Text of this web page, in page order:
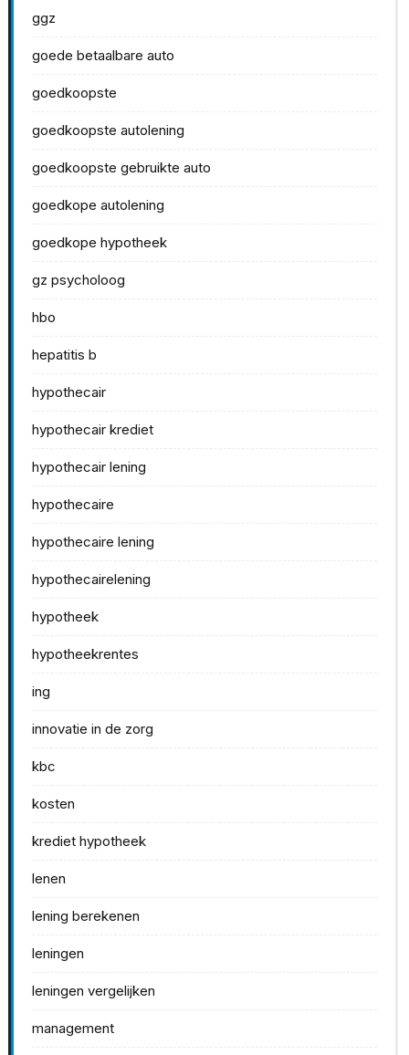
ggz
goede betaalbare auto
goedkoopste
goedkoopste autolening
goedkoopste gebruikte auto
goedkope autolening
goedkope hypotheek
gz psycholoog
hbo
hepatitis b
hypothecair
hypothecair krediet
hypothecair lening
hypothecaire
hypothecaire lening
hypothecairelening
hypotheek
hypotheekrentes
ing
innovatie in de zorg
kbc
kosten
krediet hypotheek
lenen
lening berekenen
leningen
leningen vergelijken
management